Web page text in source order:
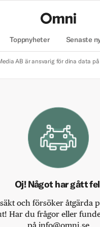
Toppnyheter Senaste
AB är ansvarig för dina data
Oj! Något har gått
och försöker åtgärda
Har du frågor eller